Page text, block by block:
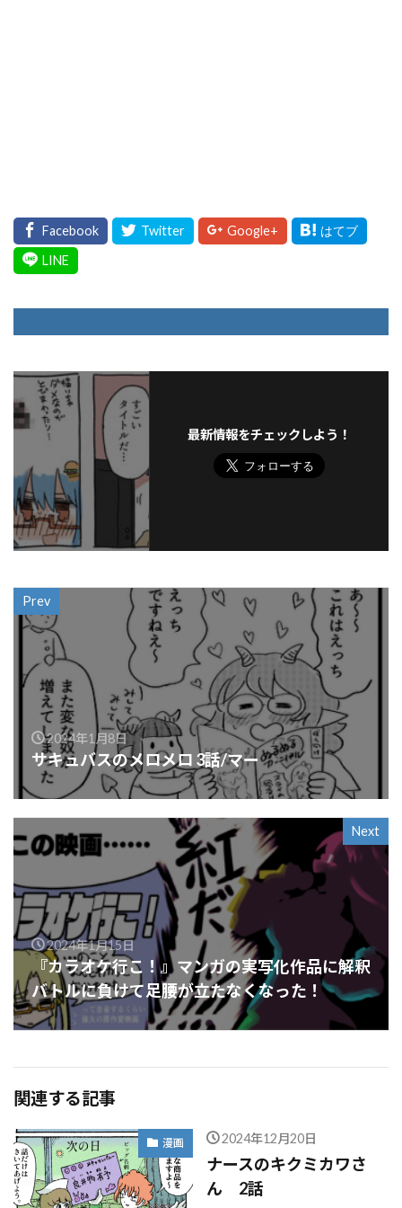
最新情報をチェックしよう！
Prev
2024年1月8日
サキュバスのメロメロ 3話/マー
Next
2024年1月15日
『カラオケ行こ！』マンガの実写化作品に解釈
バトルに負けて足腰が立たなくなった！
関連する記事
漫画 2024年12月20日
ナースのキクミカワさ
ん 2話